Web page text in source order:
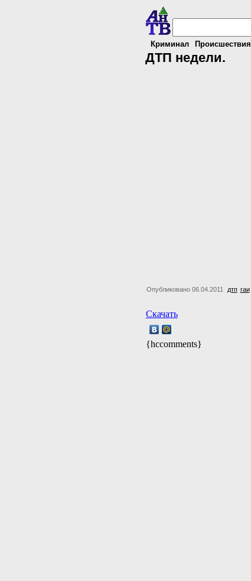
Криминал Происшествия
ДТП недели.
Опубликовано 06.04.2011 дтп гаи
Скачать
{hccomments}